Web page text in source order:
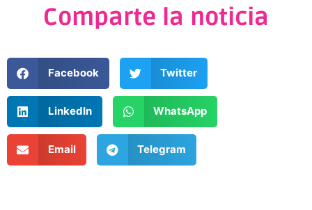
Comparte la noticia
Facebook Twitter
LinkedIn WhatsApp
Email Telegram